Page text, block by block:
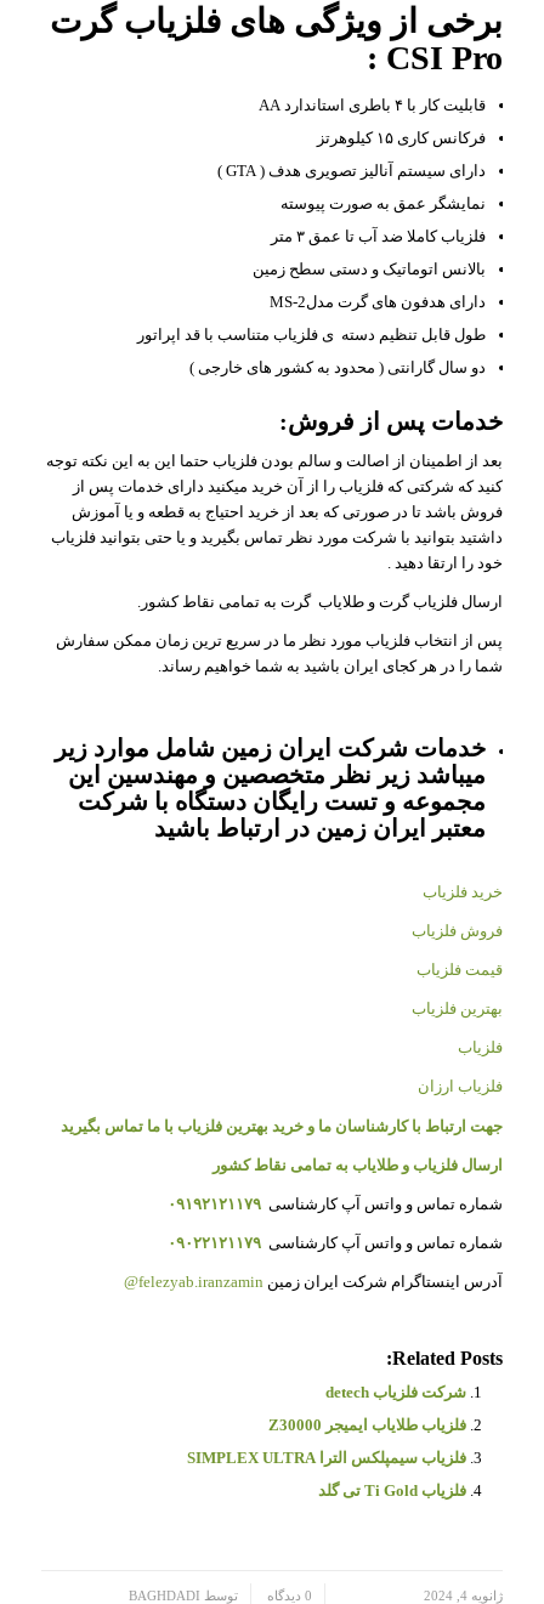
برخی از ویژگی های فلزیاب گرت
CSI Pro :
قابلیت کار با ۴ باطری استاندارد AA
فرکانس کاری ۱۵ کیلوهرتز
دارای سیستم آنالیز تصویری هدف ( GTA )
نمایشگر عمق به صورت پیوسته
فلزیاب کاملا ضد آب تا عمق ۳ متر
بالانس اتوماتیک و دستی سطح زمین
دارای هدفون های گرت مدلMS-2
طول قابل تنظیم دسته ی فلزیاب متناسب با قد اپراتور
دو سال گارانتی ( محدود به کشور های خارجی )
خدمات پس از فروش:
بعد از اطمینان از اصالت و سالم بودن فلزیاب حتما این به این نکته توجه
کنید که شرکتی که فلزیاب را از آن خرید میکنید دارای خدمات پس از
فروش باشد تا در صورتی که بعد از خرید احتیاج به قطعه و یا آموزش
داشتید بتوانید با شرکت مورد نظر تماس بگیرید و یا حتی بتوانید فلزیاب
خود را ارتقا دهید .
ارسال فلزیاب گرت و طلایاب گرت به تمامی نقاط کشور.
پس از انتخاب فلزیاب مورد نظر ما در سریع ترین زمان ممکن سفارش
شما را در هر کجای ایران باشید به شما خواهیم رساند.
خدمات شرکت ایران زمین شامل موارد زیر
میباشد زیر نظر متخصصین و مهندسین این
مجموعه و تست رایگان دستگاه با شرکت
معتبر ایران زمین در ارتباط باشید
خرید فلزیاب
فروش فلزیاب
قیمت فلزیاب
بهترین فلزیاب
فلزیاب
فلزیاب ارزان
جهت ارتباط با کارشناسان ما و خرید بهترین فلزیاب با ما تماس بگیرید
ارسال فلزیاب و طلایاب به تمامی نقاط کشور
شماره تماس و واتس آپ کارشناسی ۰۹۱۹۲۱۲۱۱۷۹
شماره تماس و واتس آپ کارشناسی ۰۹۰۲۲۱۲۱۱۷۹
آدرس اینستاگرام شرکت ایران زمین felezyab.iranzamin@
Related Posts:
شرکت فلزیاب detech
فلزیاب طلایاب ایمیجر Z30000
فلزیاب سیمپلکس الترا SIMPLEX ULTRA
فلزیاب Ti Gold تی گلد
ژانویه 4, 2024 0 دیدگاه توسط BAGHDADI